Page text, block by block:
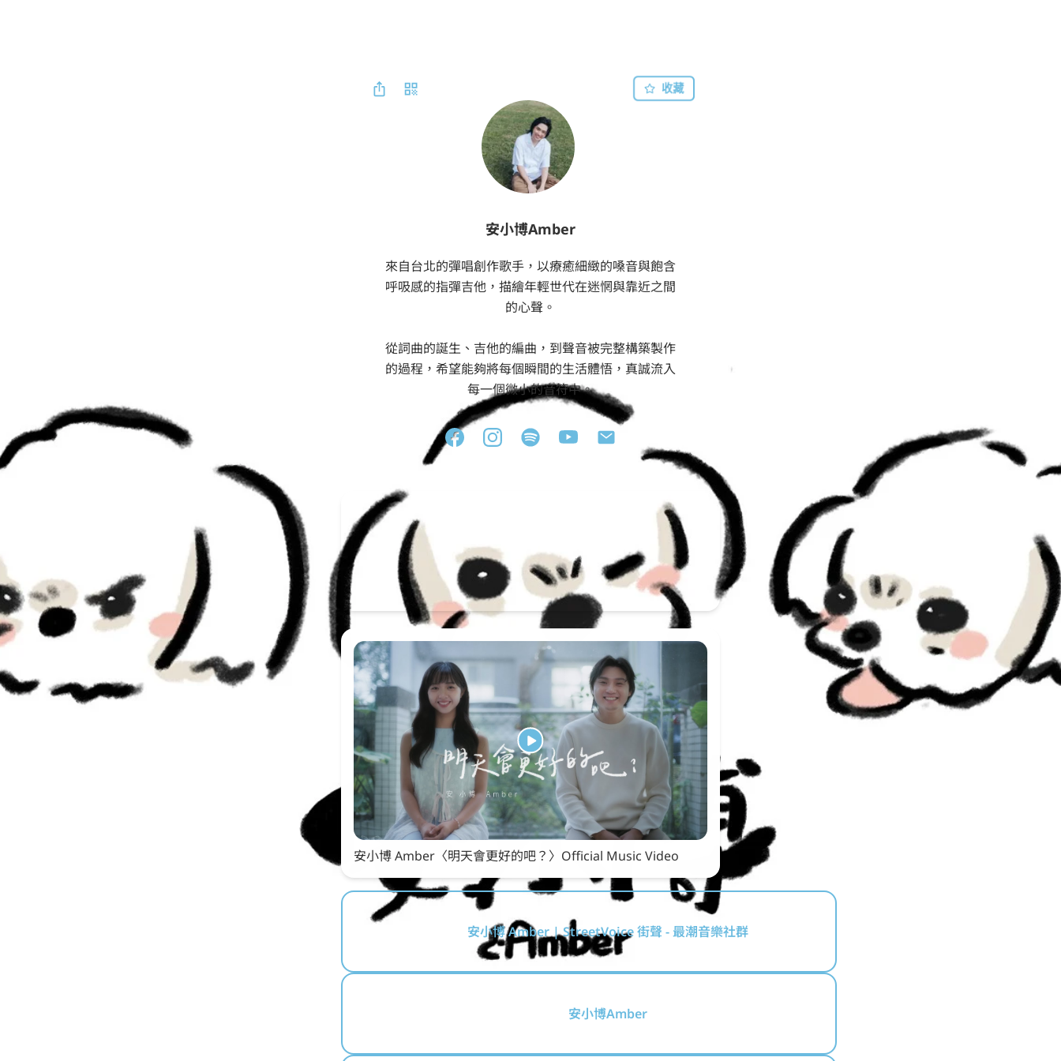
安小博Amber
來自台北的彈唱創作歌手，以療癒細緻的嗓音與飽含
呼吸感的指彈吉他，描繪年輕世代在迷惘與靠近之間
的心聲。
從詞曲的誕生、吉他的編曲，到聲音被完整構築製作
的過程，希望能夠將每個瞬間的生活體悟，真誠流入
每一個微小的音符中。
收藏
安小博 Amber〈明天會更好的吧？〉Official Music Video
安小博 Amber | StreetVoice 街聲 - 最潮音樂社群
安小博Amber